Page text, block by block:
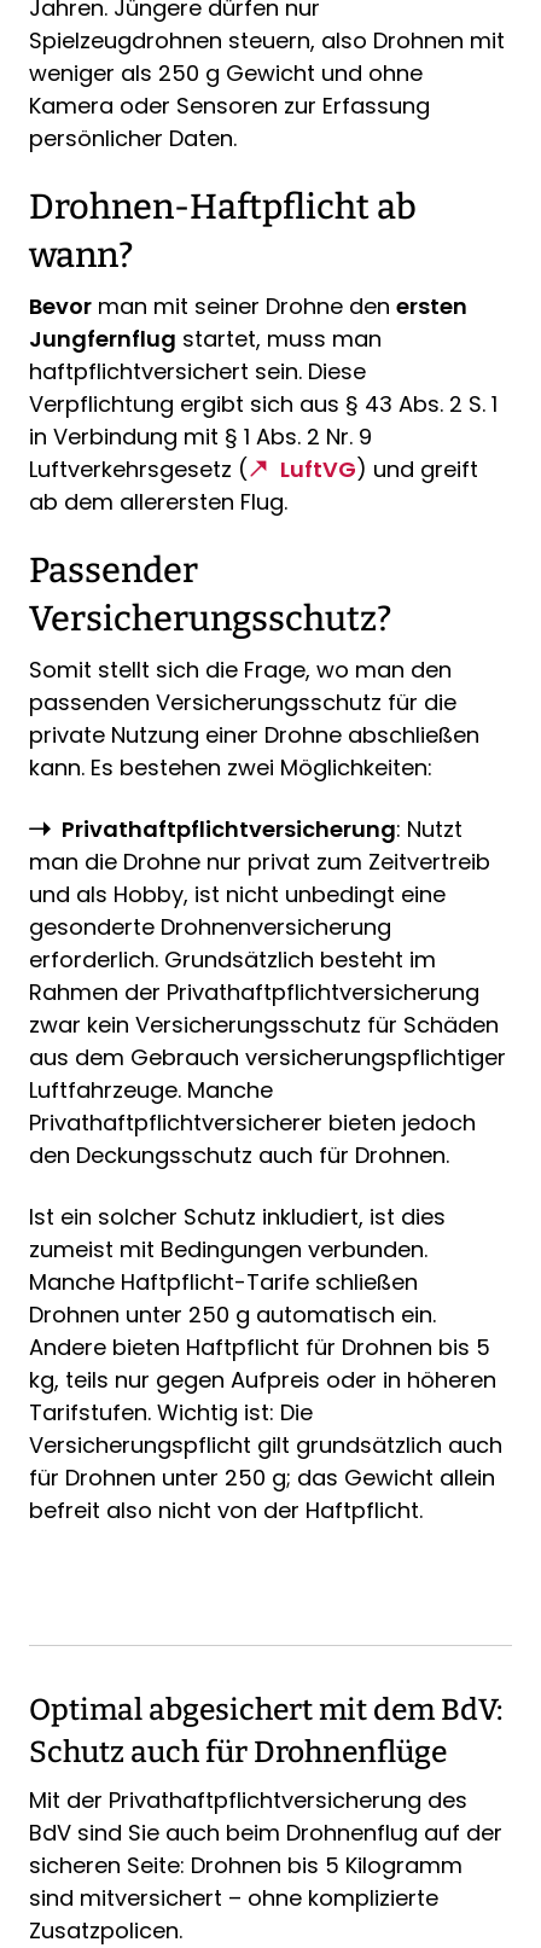
Jahren. Jüngere dürfen nur
Spielzeugdrohnen steuern, also Drohnen mit
weniger als 250 g Gewicht und ohne
Kamera oder Sensoren zur Erfassung
persönlicher Daten.
Drohnen-Haftpflicht ab
wann?
Bevor man mit seiner Drohne den ersten
Jungfernflug startet, muss man
haftpflichtversichert sein. Diese
Verpflichtung ergibt sich aus § 43 Abs. 2 S. 1
in Verbindung mit § 1 Abs. 2 Nr. 9
Luftverkehrsgesetz (
LuftVG) und greift
ab dem allerersten Flug.
Passender
Versicherungsschutz?
Somit stellt sich die Frage, wo man den
passenden Versicherungsschutz für die
private Nutzung einer Drohne abschließen
kann. Es bestehen zwei Möglichkeiten:
Privathaftpflichtversicherung: Nutzt
man die Drohne nur privat zum Zeitvertreib
und als Hobby, ist nicht unbedingt eine
gesonderte Drohnenversicherung
erforderlich. Grundsätzlich besteht im
Rahmen der Privathaftpflichtversicherung
zwar kein Versicherungsschutz für Schäden
aus dem Gebrauch versicherungspflichtiger
Luftfahrzeuge. Manche
Privathaftpflichtversicherer bieten jedoch
den Deckungsschutz auch für Drohnen.
Ist ein solcher Schutz inkludiert, ist dies
zumeist mit Bedingungen verbunden.
Manche Haftpflicht-Tarife schließen
Drohnen unter 250 g automatisch ein.
Andere bieten Haftpflicht für Drohnen bis 5
kg, teils nur gegen Aufpreis oder in höheren
Tarifstufen. Wichtig ist: Die
Versicherungspflicht gilt grundsätzlich auch
für Drohnen unter 250 g; das Gewicht allein
befreit also nicht von der Haftpflicht.
Optimal abgesichert mit dem BdV:
Schutz auch für Drohnenflüge
Mit der Privathaftpflichtversicherung des
BdV sind Sie auch beim Drohnenflug auf der
sicheren Seite: Drohnen bis 5 Kilogramm
sind mitversichert – ohne komplizierte
Zusatzpolicen.